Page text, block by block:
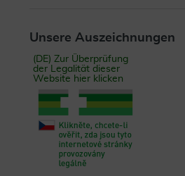
Unsere Auszeichnungen
(DE) Zur Überprüfung
der Legalität dieser
Website hier klicken